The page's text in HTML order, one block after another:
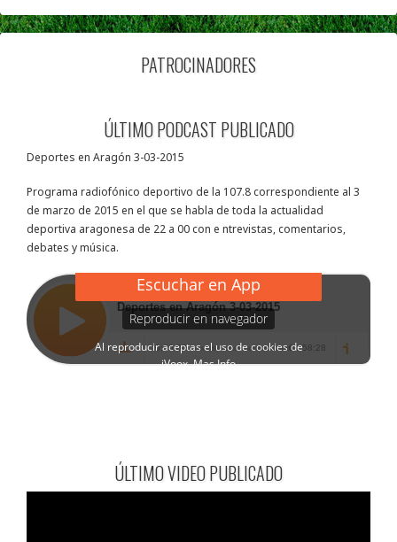
PATROCINADORES
ÚLTIMO PODCAST PUBLICADO
Deportes en Aragón 3-03-2015
Programa radiofónico deportivo de la 107.8 correspondiente al 3
de marzo de 2015 en el que se habla de toda la actualidad
deportiva aragonesa de 22 a 00 con e ntrevistas, comentarios,
debates y música.
ÚLTIMO VIDEO PUBLICADO